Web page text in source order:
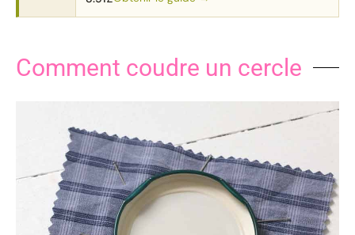
Comment coudre un cercle